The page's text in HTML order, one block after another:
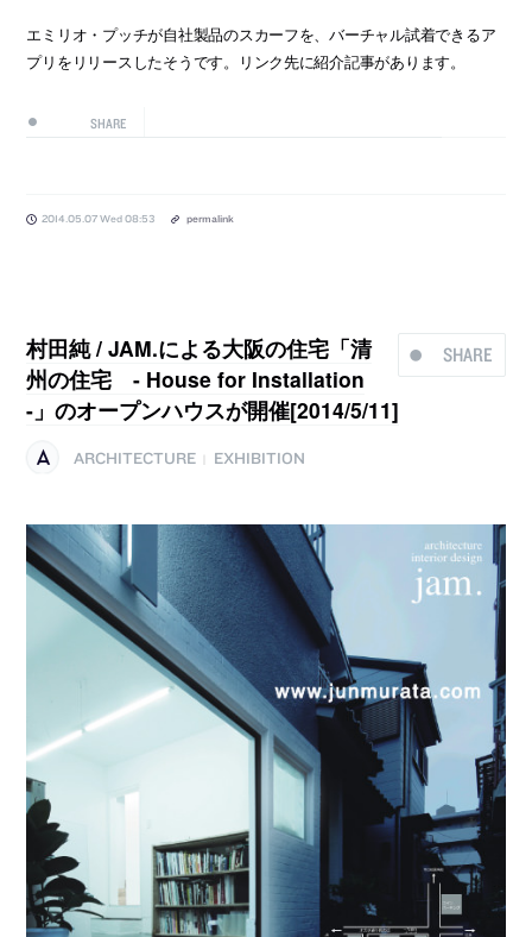
エミリオ・プッチが自社製品のスカーフを、バーチャル試着できるア
プリをリリースしたそうです。リンク先に紹介記事があります。
SHARE
2014.05.07 Wed 08:53 permalink
SHARE
村田純 / JAM.による大阪の住宅「清
州の住宅 - House for Installation
-」のオープンハウスが開催[2014/5/11]
ARCHITECTURE EXHIBITION